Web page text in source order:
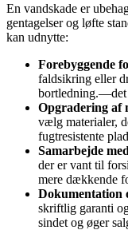
En vandskade er
gentagelser og løfte
kan udnytte:
Forebyggende
faldsikring eller
bortledning.—det
Opgradering af
vælg materialer,
fugtresistente
Samarbejde
der er vant til
mere dækkende
Dokumentation
skriftlig garanti
sindet og øger